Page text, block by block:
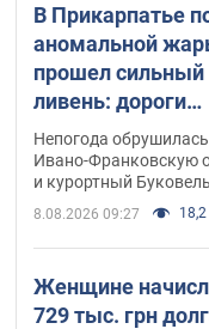
В Прикарпатье
аномальной
прошел сильный
ливень: дороги
превратились в
Видео
Непогода
Ивано-Франковскую
и курортный Буковель
8.08.2026 09:27 18,2
Женщине
729 тыс. грн